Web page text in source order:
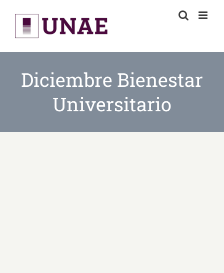
content
Diciembre Bienestar
Universitario